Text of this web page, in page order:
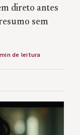
direto antes
sem
de leitura